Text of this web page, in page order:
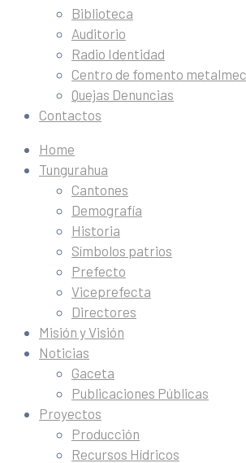
Biblioteca
Auditorio
Radio Identidad
Centro de fomento
Quejas Denuncias
Contactos
Home
Tungurahua
Cantones
Demografía
Historia
Símbolos patrios
Prefecto
Viceprefecta
Directores
Misión y Visión
Noticias
Gaceta
Publicaciones Públicas
Proyectos
Producción
Recursos Hídricos